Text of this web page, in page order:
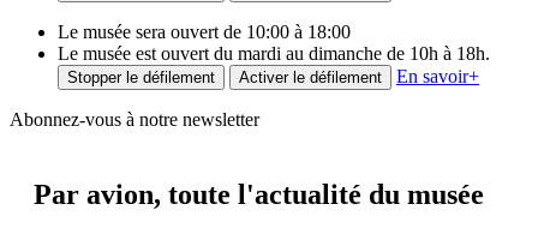
Le musée sera ouvert de 10:00 à 18:00
Le musée est ouvert du mardi au dimanche de 10h à 18h.
Stopper le défilement Activer le défilement En savoir+
Abonnez-vous à notre newsletter
Par avion, toute l'actualité du musée